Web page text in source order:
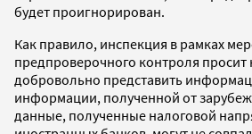
будет проигнорирован.
Как правило, инспекция в рамках
предпроверочного контроля
добровольно представить
информации, полученной от
данные, полученные налоговой